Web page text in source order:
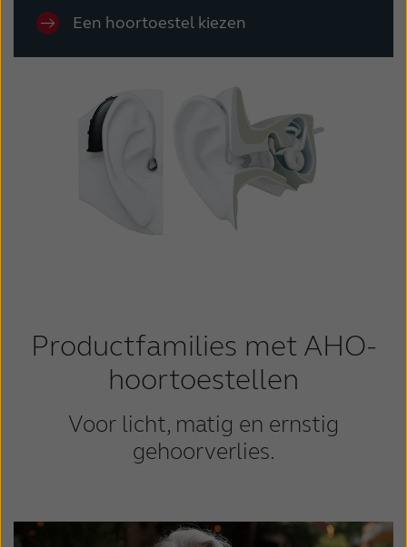
Een hoortoestel kiezen
Productfamilies met AHO-
hoortoestellen
Voor licht, matig en ernstig
gehoorverlies.